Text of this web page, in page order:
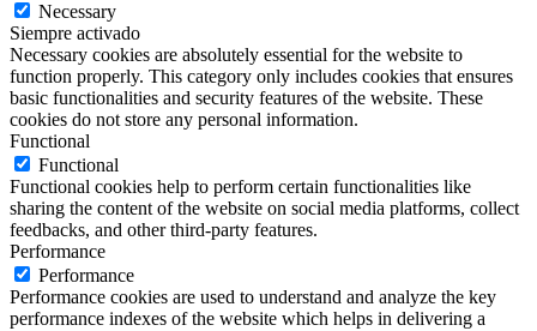
Necessary
Siempre activado
Necessary cookies are absolutely essential for the website to
function properly. This category only includes cookies that ensures
basic functionalities and security features of the website. These
cookies do not store any personal information.
Functional
Functional
Functional cookies help to perform certain functionalities like
sharing the content of the website on social media platforms, collect
feedbacks, and other third-party features.
Performance
Performance
Performance cookies are used to understand and analyze the key
performance indexes of the website which helps in delivering a